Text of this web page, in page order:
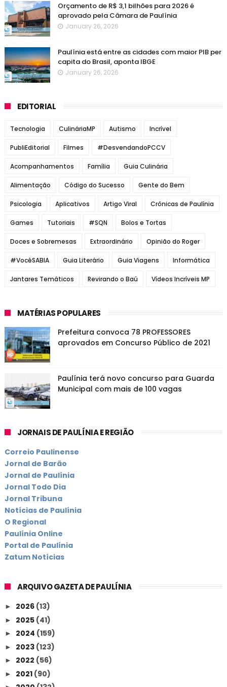
Orçamento de R$ 3,1 bilhões para 2026 é
aprovado pela Câmara de Paulínia
January 26, 2026
Paulínia está entre as cidades com maior PIB per
capita do Brasil, aponta IBGE
January 26, 2026
EDITORIAL
Tecnologia CulináriaMP Autismo Incrível
PubliEditorial Filmes #DesvendandoPCCV
Acompanhamentos Família Guia Culinária
Alimentação Código do Sucesso Gente do Bem
Psicologia Aplicativos Artigo Viral Crônicas de Paulínia
Games Tutoriais #SQN Bolos e Tortas
Doces e Sobremesas Extraordinário Opinião do Roger
#VocêSABIA Guia Literário Guia Viagens Informática
Jantares Temáticos Revirando o Baú Vídeos Incríveis MP
MATÉRIAS POPULARES
Prefeitura convoca 78 PROFESSORES
aprovados em Concurso Público de 2021
Paulínia terá novo concurso para Guarda
Municipal com mais de 100 vagas
JORNAIS DE PAULÍNIA E REGIÃO
Correio Paulinense
Jornal de Barão
Jornal de Paulínia
Jornal Todo Dia
Jornal Tribuna
Notícias de Paulínia
O Regional
Paulínia Online
Portal de Paulínia
Zatum Notícias
ARQUIVO GAZETA DE PAULÍNIA
► 2026 (13)
► 2025 (41)
► 2024 (159)
► 2023 (123)
► 2022 (56)
► 2021 (90)